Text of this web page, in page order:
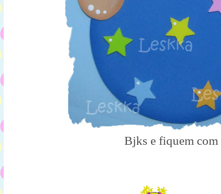
Bjks e fiquem com